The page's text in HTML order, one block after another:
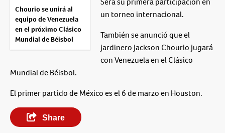
Chourio se unirá al
equipo de Venezuela
en el próximo Clásico
Mundial de Béisbol
un torneo internacional.
También se anunció que el
jardinero Jackson Chourio jugará
con Venezuela en el Clásico
Mundial de Béisbol.
El primer partido de México es el 6 de marzo en Houston.
Share